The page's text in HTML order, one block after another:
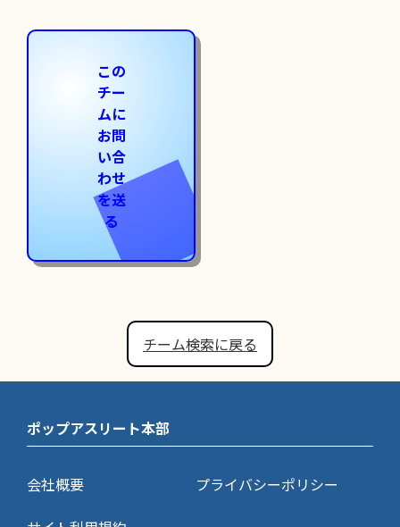
この
チー
ムに
お問
い合
わせ
を送
る
チーム検索に戻る
ポップアスリート本部
会社概要
プライバシーポリシー